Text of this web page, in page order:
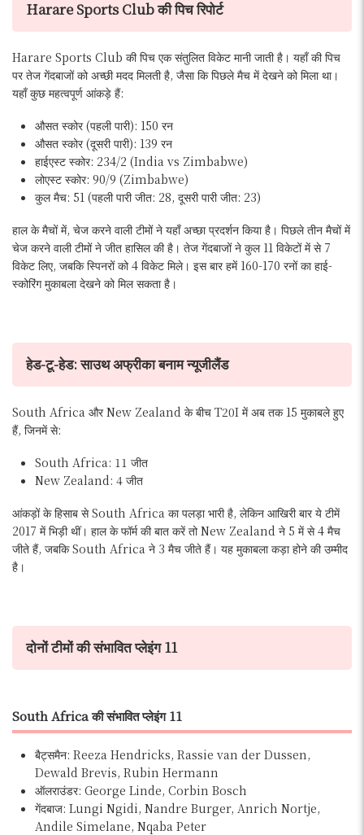
Harare Sports Club की पिच रिपोर्ट
Harare Sports Club की पिच एक संतुलित विकेट मानी जाती है। यहाँ की पिच
पर तेज गेंदबाजों को अच्छी मदद मिलती है, जैसा कि पिछले मैच में देखने को मिला था।
यहाँ कुछ महत्वपूर्ण आंकड़े हैं:
औसत स्कोर (पहली पारी): 150 रन
औसत स्कोर (दूसरी पारी): 139 रन
हाईएस्ट स्कोर: 234/2 (India vs Zimbabwe)
लोएस्ट स्कोर: 90/9 (Zimbabwe)
कुल मैच: 51 (पहली पारी जीत: 28, दूसरी पारी जीत: 23)
हाल के मैचों में, चेज करने वाली टीमों ने यहाँ अच्छा प्रदर्शन किया है। पिछले तीन मैचों में
चेज करने वाली टीमों ने जीत हासिल की है। तेज गेंदबाजों ने कुल 11 विकेटों में से 7
विकेट लिए, जबकि स्पिनरों को 4 विकेट मिले। इस बार हमें 160-170 रनों का हाई-
स्कोरिंग मुकाबला देखने को मिल सकता है।
हेड-टू-हेड: साउथ अफ्रीका बनाम न्यूजीलैंड
South Africa और New Zealand के बीच T20I में अब तक 15 मुकाबले हुए
हैं, जिनमें से:
South Africa: 11 जीत
New Zealand: 4 जीत
आंकड़ों के हिसाब से South Africa का पलड़ा भारी है, लेकिन आखिरी बार ये टीमें
2017 में भिड़ी थीं। हाल के फॉर्म की बात करें तो New Zealand ने 5 में से 4 मैच
जीते हैं, जबकि South Africa ने 3 मैच जीते हैं। यह मुकाबला कड़ा होने की उम्मीद
है।
दोनों टीमों की संभावित प्लेइंग 11
South Africa की संभावित प्लेइंग 11
बैट्समैन: Reeza Hendricks, Rassie van der Dussen,
Dewald Brevis, Rubin Hermann
ऑलराउंडर: George Linde, Corbin Bosch
गेंदबाज: Lungi Ngidi, Nandre Burger, Anrich Nortje,
Andile Simelane, Nqaba Peter